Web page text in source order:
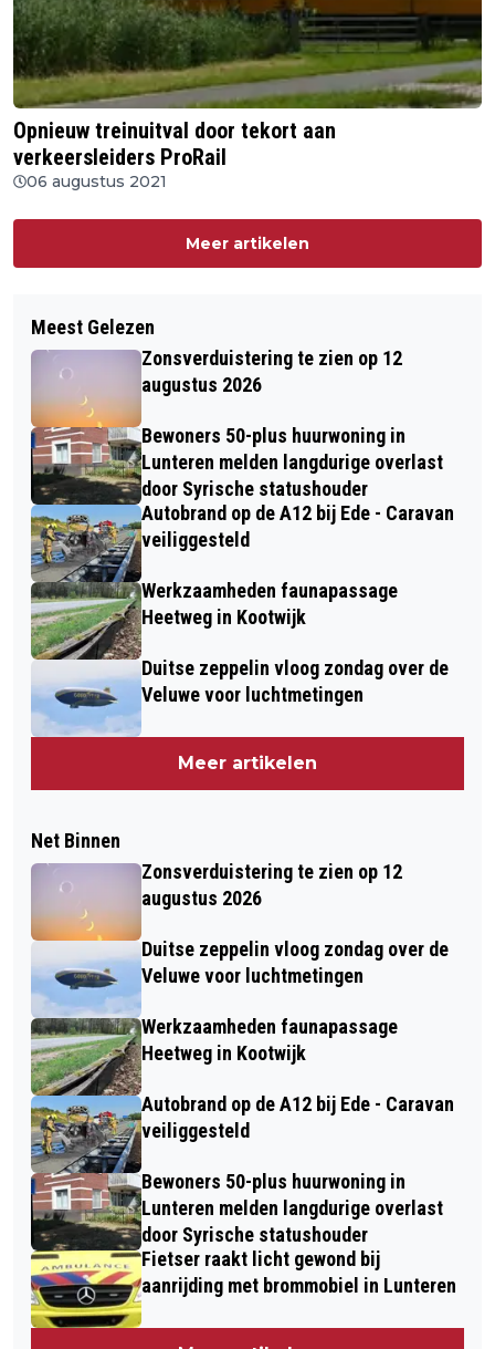
Opnieuw treinuitval door tekort aan
verkeersleiders ProRail
06 augustus 2021
Meer artikelen
Meest Gelezen
Zonsverduistering te zien op 12
augustus 2026
Bewoners 50-plus huurwoning in
Lunteren melden langdurige overlast
door Syrische statushouder
Autobrand op de A12 bij Ede - Caravan
veiliggesteld
Werkzaamheden faunapassage
Heetweg in Kootwijk
Duitse zeppelin vloog zondag over de
Veluwe voor luchtmetingen
Meer artikelen
Net Binnen
Zonsverduistering te zien op 12
augustus 2026
Duitse zeppelin vloog zondag over de
Veluwe voor luchtmetingen
Werkzaamheden faunapassage
Heetweg in Kootwijk
Autobrand op de A12 bij Ede - Caravan
veiliggesteld
Bewoners 50-plus huurwoning in
Lunteren melden langdurige overlast
door Syrische statushouder
Fietser raakt licht gewond bij
aanrijding met brommobiel in Lunteren